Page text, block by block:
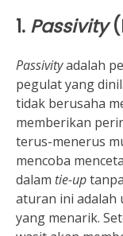
1. Passivity
Passivityadalah
pegulat yang
tidak berusaha
memberikan
terus-menerus
mencoba
dalam tie-up
aturan ini
yang menarik.